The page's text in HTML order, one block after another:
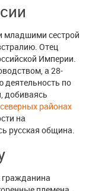
младшими сестрой
Отец
Империи.
а 28-
деятельность по
добиваясь
районах
на
русская община.
гражданина